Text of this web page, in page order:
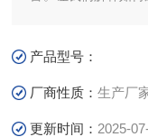
产品型号：
厂商性质：生产厂
更新时间： 2025-